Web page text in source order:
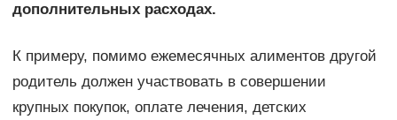
дополнительных расходах.
К примеру, помимо ежемесячных алиментов другой
родитель должен участвовать в совершении
крупных покупок, оплате лечения, детских